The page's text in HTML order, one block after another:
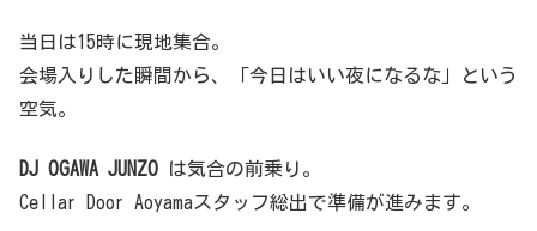
当日は15時に現地集合。
会場入りした瞬間から、「今日はいい夜になるな」という
空気。
DJ OGAWA JUNZO は気合の前乗り。
Cellar Door Aoyamaスタッフ総出で準備が進みます。